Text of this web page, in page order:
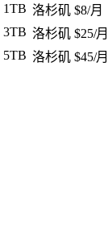
1TB 洛杉矶 $8/月
3TB 洛杉矶 $25/月
5TB 洛杉矶 $45/月